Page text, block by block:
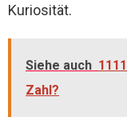
Kuriosität.
Siehe auch
Zahl?